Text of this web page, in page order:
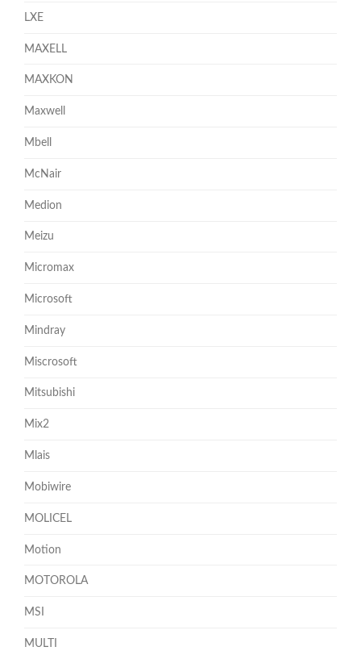
LXE
MAXELL
MAXKON
Maxwell
Mbell
McNair
Medion
Meizu
Micromax
Microsoft
Mindray
Miscrosoft
Mitsubishi
Mix2
Mlais
Mobiwire
MOLICEL
Motion
MOTOROLA
MSI
MULTI